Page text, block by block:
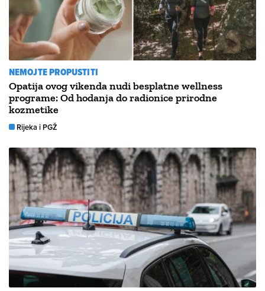
NEMOJTE PROPUSTITI
Opatija ovog vikenda nudi besplatne wellness
programe: Od hodanja do radionice prirodne
kozmetike
Rijeka i PGŽ